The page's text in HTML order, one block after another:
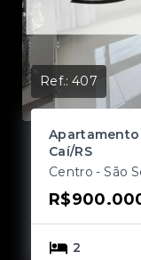
Ref.:407
Apartamento
Caí/RS
Centro - São
2